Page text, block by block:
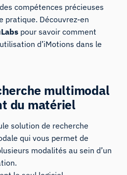
compétences précieuses
pratique. Découvrez-en
pour savoir comment
d’iMotions dans le
multimodal
du matériel
solution de recherche
qui vous permet de
modalités au sein d’un